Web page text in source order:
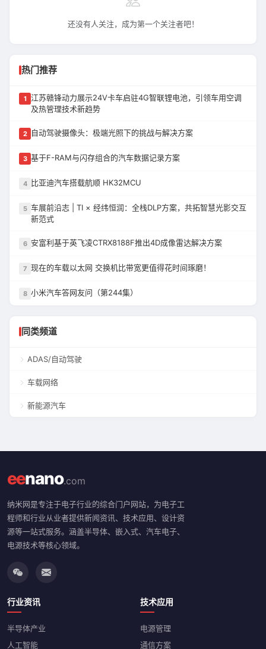
还没有人关注，成为第一个关注者吧！
热门推荐
1 江苏赣锋动力展示24V卡车启驻4G智联锂电池，引领车用空调
及热管理技术新趋势
2 自动驾驶摄像头：极端光照下的挑战与解决方案
3 基于F-RAM与闪存组合的汽车数据记录方案
4 比亚迪汽车搭载航顺 HK32MCU
5 车展前沿志 | TI × 经纬恒润：全栈DLP方案，共拓智慧光影交互
新范式
6 安富利基于英飞凌CTRX8188F推出4D成像雷达解决方案
7 现在的车载以太网 交换机比带宽更值得花时间琢磨！
8 小米汽车答网友问（第244集）
同类频道
ADAS/自动驾驶
车载网络
新能源汽车
eenano.com
纳米网是专注于电子行业的综合门户网站，为电子工
程师和行业从业者提供新闻资讯、技术应用、设计资
源等一站式服务。涵盖半导体、嵌入式、汽车电子、
电源技术等核心领域。
行业资讯
半导体产业
人工智能
技术应用
电源管理
通信方案